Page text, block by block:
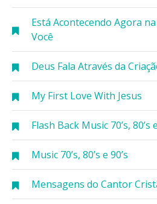
Está Acontecendo Agora
Você
Deus Fala Através da
My First Love With Jesus
Flash Back Music 70’s, 80’s
Music 70’s, 80’s e 90’s
Mensagens do Cantor